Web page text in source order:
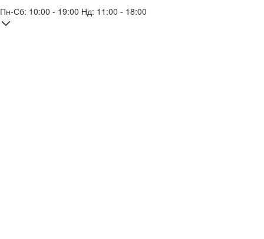
Пн-Сб: 10:00 - 19:00 Нд: 11:00 - 18:00